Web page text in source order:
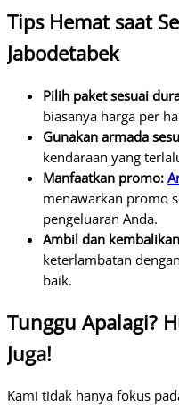
Tips Hemat saat
Jabodetabek
Pilih paket sesuai
biasanya harga per
Gunakan armada
kendaraan yang
Manfaatkan promo:
menawarkan promo
pengeluaran Anda.
Ambil dan
keterlambatan
baik.
Tunggu Apalagi?
Juga!
Kami tidak hanya fokus